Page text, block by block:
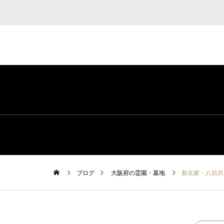
ブログ 大阪府の霊園・墓地 新在家・八坊